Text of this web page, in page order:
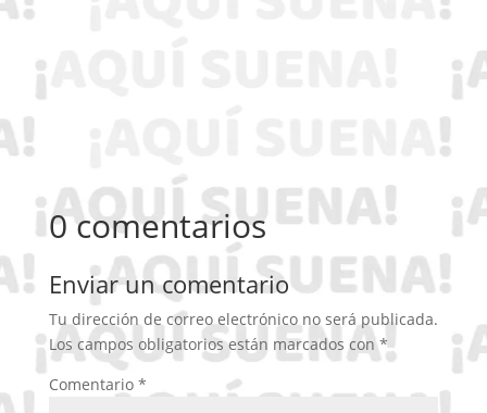
0 comentarios
Enviar un comentario
Tu dirección de correo electrónico no será publicada.
Los campos obligatorios están marcados con*
Comentario *